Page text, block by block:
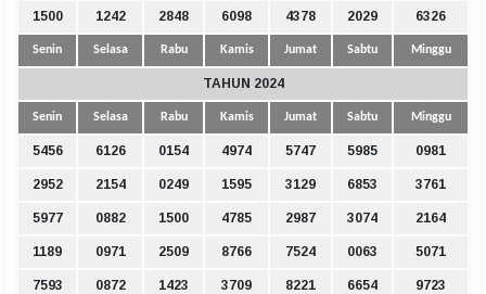
1500 1242 2848 6098 4378 2029 6326
Senin Selasa Rabu Kamis Jumat Sabtu Minggu
TAHUN 2024
Senin Selasa Rabu Kamis Jumat Sabtu Minggu
5456 6126 0154 4974 5747 5985 0981
2952 2154 0249 1595 3129 6853 3761
5977 0882 1500 4785 2987 3074 2164
1189 0971 2509 8766 7524 0063 5071
7593 0872 1423 3709 8221 6654 9723